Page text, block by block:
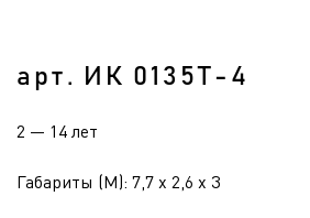
арт. ИК 0135Т-4
2 — 14 лет
Габариты (М): 7,7 x 2,6 x 3